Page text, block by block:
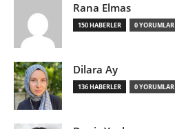
Rana Elmas
150 HABERLER 0 YORUMLAR
Dilara Ay
136 HABERLER 0 YORUMLAR